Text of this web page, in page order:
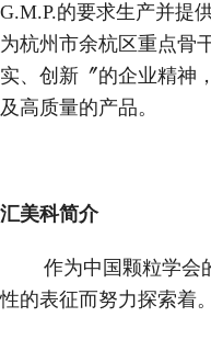
G.M.P.的要求生产并提
为杭州市余杭区重点骨
实、创新〞的企业精神
及高质量的产品。
汇美科简介
作为中国颗粒学会的
性的表征而努力探索着。